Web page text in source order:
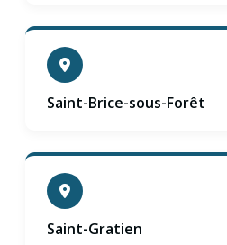
Saint-Brice-sous-Forêt
Saint-Gratien